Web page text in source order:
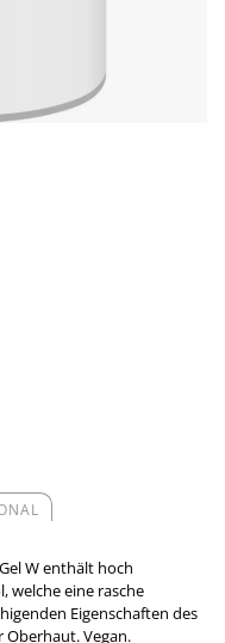
W enthält hoch
welche eine rasche
Eigenschaften des
Oberhaut. Vegan.